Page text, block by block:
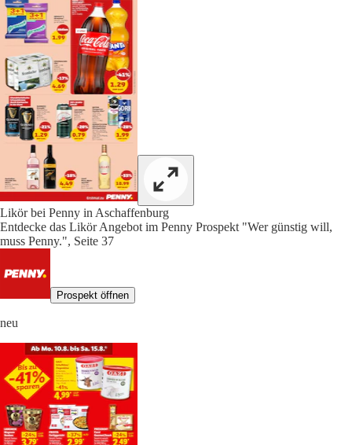
Likör bei Penny in Aschaffenburg
Entdecke das Likör Angebot im Penny Prospekt "Wer günstig will,
muss Penny.", Seite 37
Prospekt öffnen
neu